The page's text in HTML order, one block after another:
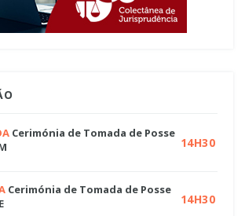
Cerimónia de Tomada de Posse
14H30
Cerimónia de Tomada de Posse
14H30